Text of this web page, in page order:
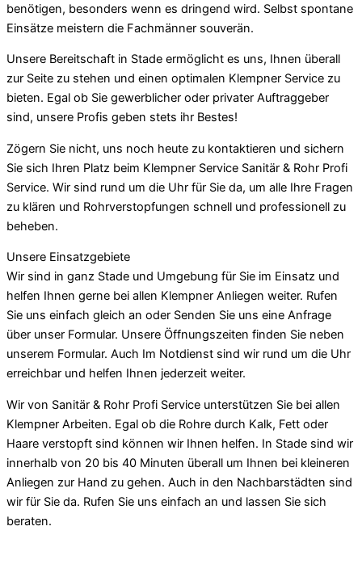
benötigen, besonders wenn es dringend wird. Selbst spontane
Einsätze meistern die Fachmänner souverän.
Unsere Bereitschaft in Stade ermöglicht es uns, Ihnen überall
zur Seite zu stehen und einen optimalen Klempner Service zu
bieten. Egal ob Sie gewerblicher oder privater Auftraggeber
sind, unsere Profis geben stets ihr Bestes!
Zögern Sie nicht, uns noch heute zu kontaktieren und sichern
Sie sich Ihren Platz beim Klempner Service Sanitär & Rohr Profi
Service. Wir sind rund um die Uhr für Sie da, um alle Ihre Fragen
zu klären und Rohrverstopfungen schnell und professionell zu
beheben.
Unsere Einsatzgebiete
Wir sind in ganz Stade und Umgebung für Sie im Einsatz und
helfen Ihnen gerne bei allen Klempner Anliegen weiter. Rufen
Sie uns einfach gleich an oder Senden Sie uns eine Anfrage
über unser Formular. Unsere Öffnungszeiten finden Sie neben
unserem Formular. Auch Im Notdienst sind wir rund um die Uhr
erreichbar und helfen Ihnen jederzeit weiter.
Wir von Sanitär & Rohr Profi Service unterstützen Sie bei allen
Klempner Arbeiten. Egal ob die Rohre durch Kalk, Fett oder
Haare verstopft sind können wir Ihnen helfen. In Stade sind wir
innerhalb von 20 bis 40 Minuten überall um Ihnen bei kleineren
Anliegen zur Hand zu gehen. Auch in den Nachbarstädten sind
wir für Sie da. Rufen Sie uns einfach an und lassen Sie sich
beraten.